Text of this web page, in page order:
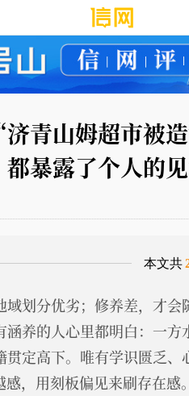
青山姆超市被
暴露了个人的
本文共
划分优劣；修养差，才会
涵养的人心里都明白：一
贯定高下。唯有学识匮乏、
，用刻板偏见来刷存在感。